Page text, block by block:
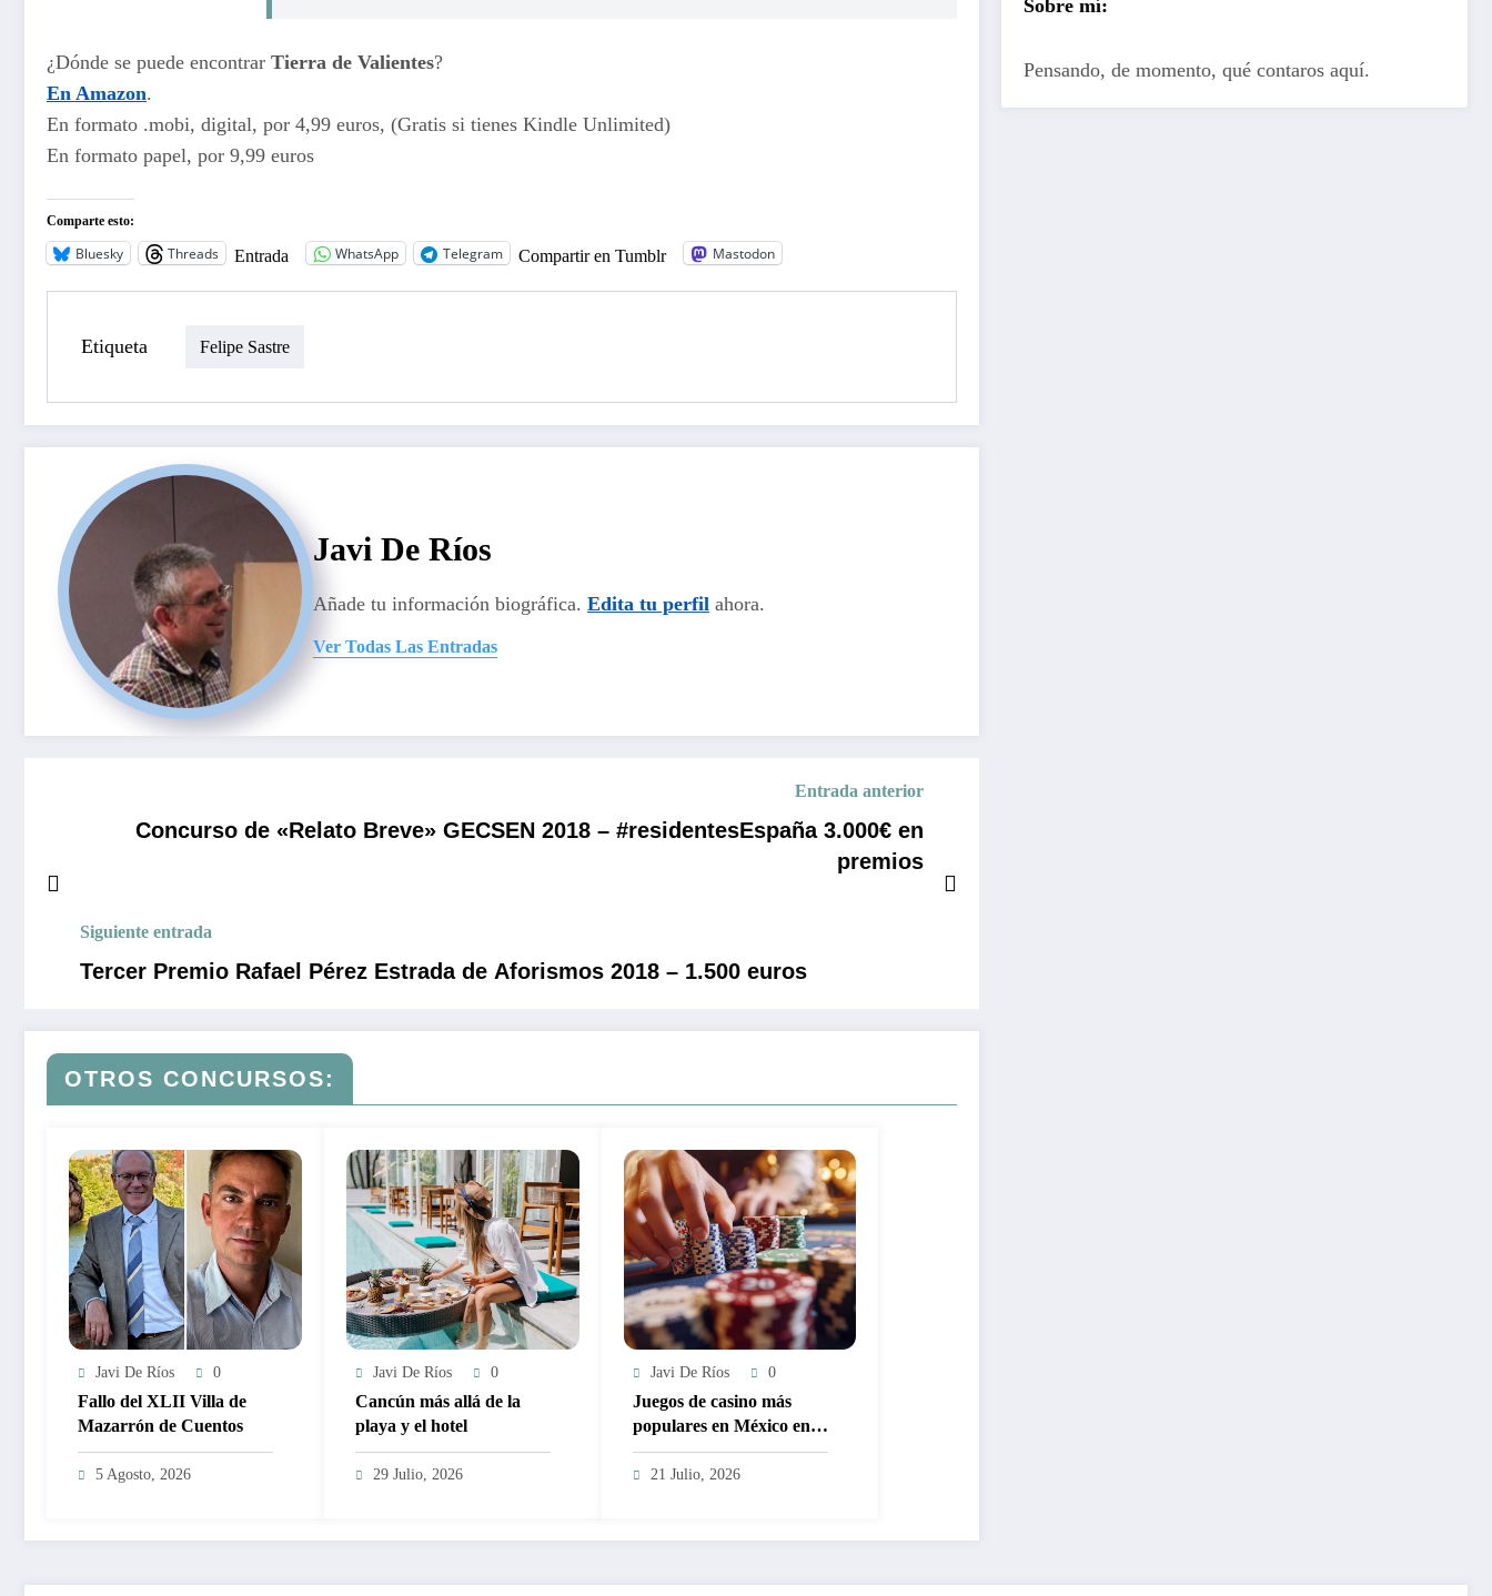
¿Dónde se puede encontrar Tierra de Valientes?
En Amazon.
En formato .mobi, digital, por 4,99 euros, (Gratis si tienes Kindle Unlimited)
En formato papel, por 9,99 euros
Comparte esto:
Bluesky Threads Entrada WhatsApp Telegram Compartir en Tumblr Mastodon
Etiqueta Felipe Sastre
Javi De Ríos
Añade tu información biográfica. Edita tu perfil ahora.
Ver Todas Las Entradas
Entrada anterior
Concurso de «Relato Breve» GECSEN 2018 – #residentesEspaña 3.000€ en
premios
Siguiente entrada
Tercer Premio Rafael Pérez Estrada de Aforismos 2018 – 1.500 euros
OTROS CONCURSOS:
Javi De Ríos 0
Fallo del XLII Villa de
Mazarrón de Cuentos
5 Agosto, 2026
Javi De Ríos 0
Cancún más allá de la
playa y el hotel
29 Julio, 2026
Javi De Ríos 0
Juegos de casino más
populares en México en
2026
21 Julio, 2026
Sobre mí:
Pensando, de momento, qué contaros aquí.